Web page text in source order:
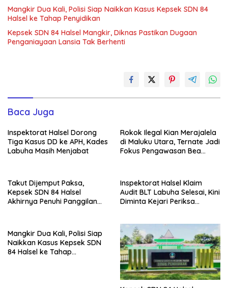
Mangkir Dua Kali, Polisi Siap Naikkan Kasus Kepsek SDN 84
Halsel ke Tahap Penyidikan
Kepsek SDN 84 Halsel Mangkir, Diknas Pastikan Dugaan
Penganiayaan Lansia Tak Berhenti
Baca Juga
Inspektorat Halsel Dorong
Tiga Kasus DD ke APH, Kades
Labuha Masih Menjabat
Rokok Ilegal Kian Merajalela
di Maluku Utara, Ternate Jadi
Fokus Pengawasan Bea
Takut Dijemput Paksa,
Kepsek SDN 84 Halsel
Akhirnya Penuhi Panggilan
Inspektorat Halsel Klaim
Audit BLT Labuha Selesai, Kini
Diminta Kejari Periksa
Mangkir Dua Kali, Polisi Siap
Naikkan Kasus Kepsek SDN
84 Halsel ke Tahap